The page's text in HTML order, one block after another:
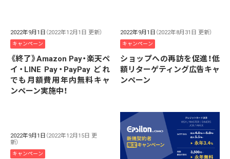
2022年9月1日 （2022年12月1日 更新）
キャンペーン
《終了》Amazon Pay・楽天ペ
イ・LINE Pay・PayPay どれ
でも月額費用年内無料キャ
ンペーン実施中！
2022年9月1日 （2022年8月31日 更新）
キャンペーン
ショップへの再訪を促進！低
額リターゲティング広告キャ
ンペーン
2022年9月1日 （2022年12月15日 更
新）
キャンペーン